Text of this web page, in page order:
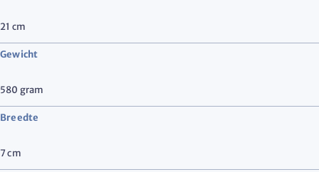
21 cm
Gewicht
580 gram
Breedte
7cm